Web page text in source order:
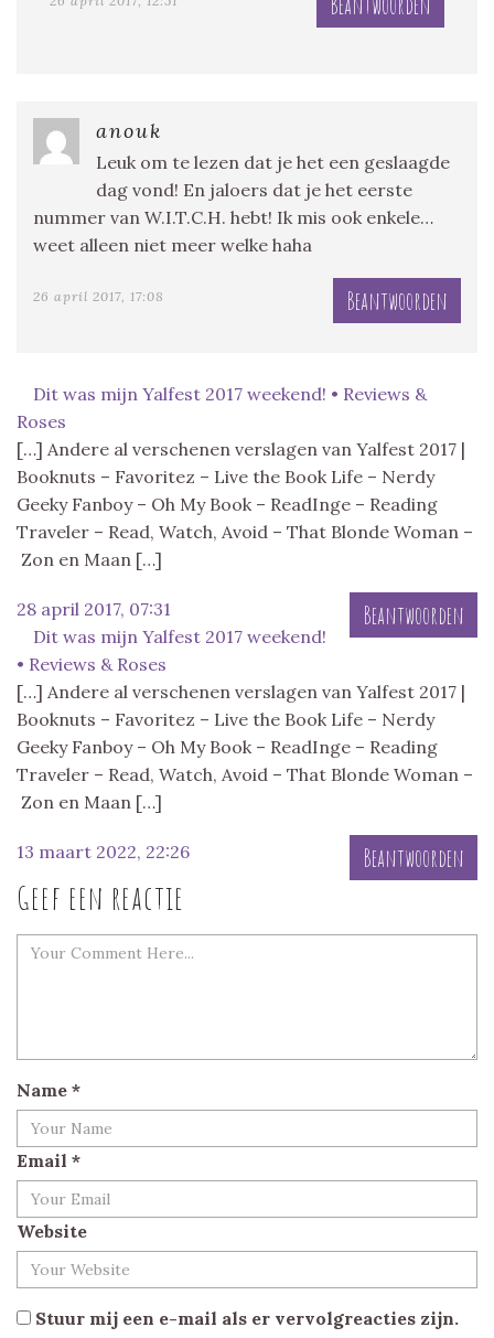
anouk
Leuk om te lezen dat je het een geslaagde
dag vond! En jaloers dat je het eerste
nummer van W.I.T.C.H. hebt! Ik mis ook enkele…
weet alleen niet meer welke haha
26 april 2017, 17:08 Beantwoorden
Dit was mijn Yalfest 2017 weekend! • Reviews &
Roses
[…] Andere al verschenen verslagen van Yalfest 2017 |
Booknuts – Favoritez – Live the Book Life – Nerdy
Geeky Fanboy – Oh My Book – ReadInge – Reading
Traveler – Read, Watch, Avoid – That Blonde Woman –
Zon en Maan […]
28 april 2017, 07:31 Beantwoorden
Dit was mijn Yalfest 2017 weekend!
• Reviews & Roses
[…] Andere al verschenen verslagen van Yalfest 2017 |
Booknuts – Favoritez – Live the Book Life – Nerdy
Geeky Fanboy – Oh My Book – ReadInge – Reading
Traveler – Read, Watch, Avoid – That Blonde Woman –
Zon en Maan […]
13 maart 2022, 22:26 Beantwoorden
Geef een reactie
Name *
Email *
Website
Stuur mij een e-mail als er vervolgreacties zijn.